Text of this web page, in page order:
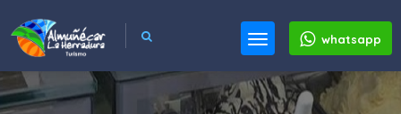
whatsapp